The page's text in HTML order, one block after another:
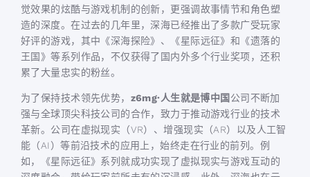
觉效果的炫酷与游戏机制的创新，更强调故事情节和角色塑
造的深度。在过去的几年里，深海已经推出了多款广受玩家
好评的游戏，其中《深海探险》、《星际远征》和《遗落的
王国》等系列作品，不仅获得了国内外多个行业奖项，还积
累了大量忠实的粉丝。
为了保持技术领先优势， z6mg·人生就是博中国 公司不断加
强与全球顶尖科技公司的合作，致力于推动游戏行业的技术
革新。公司在虚拟现实（VR）、增强现实（AR）以及人工智
能（AI）等前沿技术的应用上，始终走在行业的前列。例
如，《星际远征》系列就成功实现了虚拟现实与游戏互动的